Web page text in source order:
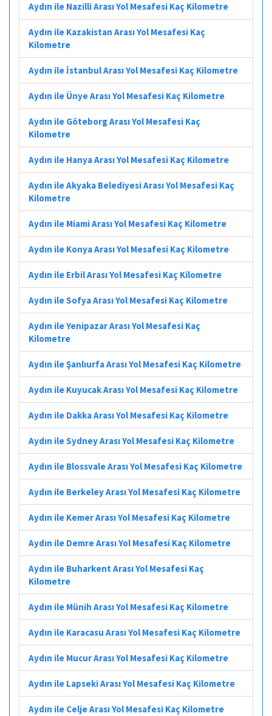
Aydın ile Nazilli Arası Yol Mesafesi Kaç Kilometre
Aydın ile Kazakistan Arası Yol Mesafesi Kaç
Kilometre
Aydın ile İstanbul Arası Yol Mesafesi Kaç Kilometre
Aydın ile Ünye Arası Yol Mesafesi Kaç Kilometre
Aydın ile Göteborg Arası Yol Mesafesi Kaç
Kilometre
Aydın ile Hanya Arası Yol Mesafesi Kaç Kilometre
Aydın ile Akyaka Belediyesi Arası Yol Mesafesi Kaç
Kilometre
Aydın ile Miami Arası Yol Mesafesi Kaç Kilometre
Aydın ile Konya Arası Yol Mesafesi Kaç Kilometre
Aydın ile Erbil Arası Yol Mesafesi Kaç Kilometre
Aydın ile Sofya Arası Yol Mesafesi Kaç Kilometre
Aydın ile Yenipazar Arası Yol Mesafesi Kaç
Kilometre
Aydın ile Şanlıurfa Arası Yol Mesafesi Kaç Kilometre
Aydın ile Kuyucak Arası Yol Mesafesi Kaç Kilometre
Aydın ile Dakka Arası Yol Mesafesi Kaç Kilometre
Aydın ile Sydney Arası Yol Mesafesi Kaç Kilometre
Aydın ile Blossvale Arası Yol Mesafesi Kaç Kilometre
Aydın ile Berkeley Arası Yol Mesafesi Kaç Kilometre
Aydın ile Kemer Arası Yol Mesafesi Kaç Kilometre
Aydın ile Demre Arası Yol Mesafesi Kaç Kilometre
Aydın ile Buharkent Arası Yol Mesafesi Kaç
Kilometre
Aydın ile Münih Arası Yol Mesafesi Kaç Kilometre
Aydın ile Karacasu Arası Yol Mesafesi Kaç Kilometre
Aydın ile Mucur Arası Yol Mesafesi Kaç Kilometre
Aydın ile Lapseki Arası Yol Mesafesi Kaç Kilometre
Aydın ile Celje Arası Yol Mesafesi Kaç Kilometre